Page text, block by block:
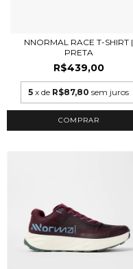
NNORMAL RACE T-SHIRT |
PRETA
R$439,00
5 x de R$87,80 sem juros
COMPRAR